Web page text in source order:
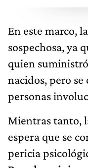
En este marco,
sospechosa, ya
quien
nacidos, pero se
personas
Mientras tanto,
espera que se
pericia